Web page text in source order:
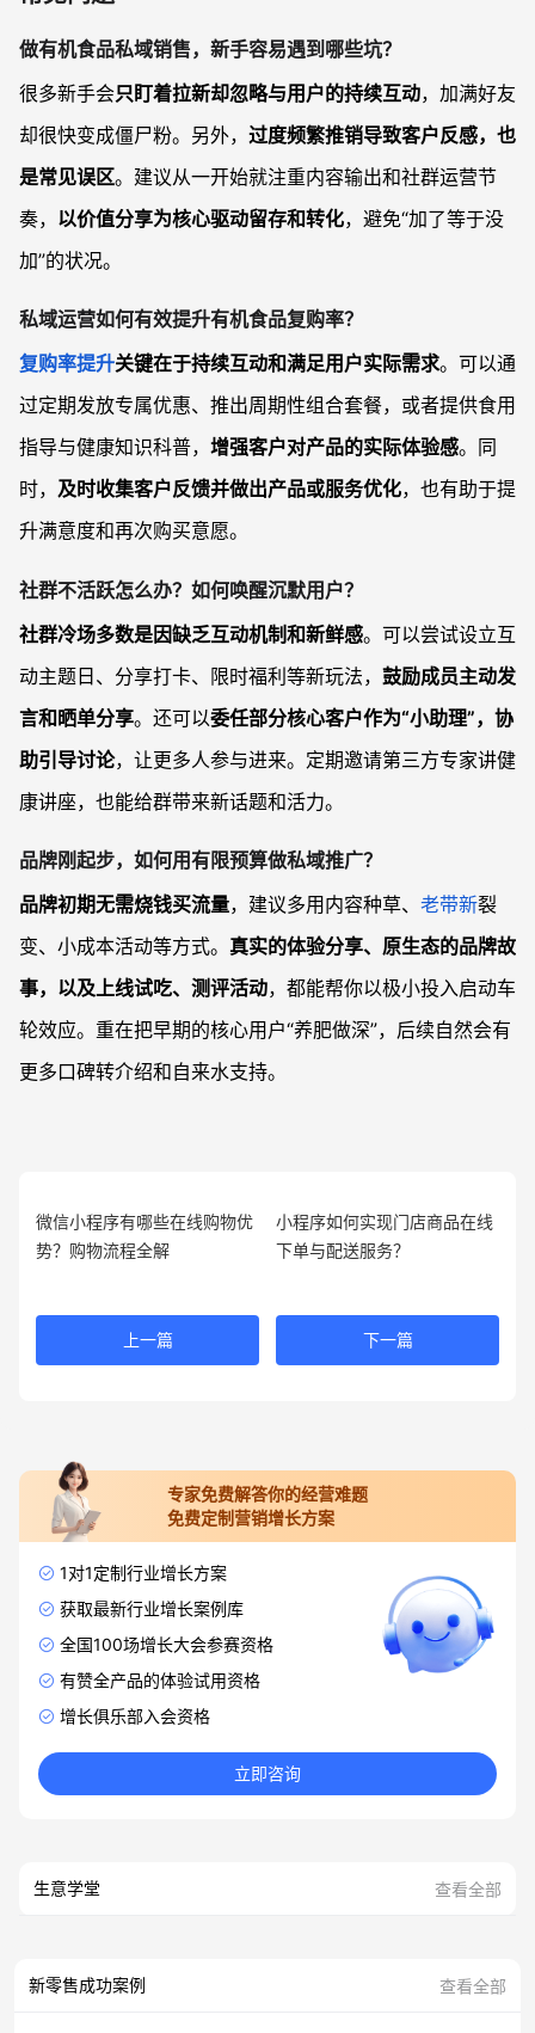
做有机食品私域销售，新手容易遇到哪些坑？
很多新手会只盯着拉新却忽略与用户的持续互动，加满好友
却很快变成僵尸粉。另外， 过度频繁推销导致客户反感，也
是常见误区。建议从一开始就注重内容输出和社群运营节
奏， 以价值分享为核心驱动留存和转化，避免“加了等于没
加”的状况。
私域运营如何有效提升有机食品复购率？
复购率提升关键在于持续互动和满足用户实际需求。可以通
过定期发放专属优惠、推出周期性组合套餐，或者提供食用
指导与健康知识科普， 增强客户对产品的实际体验感。同
时， 及时收集客户反馈并做出产品或服务优化，也有助于提
升满意度和再次购买意愿。
社群不活跃怎么办？如何唤醒沉默用户？
社群冷场多数是因缺乏互动机制和新鲜感。可以尝试设立互
动主题日、分享打卡、限时福利等新玩法， 鼓励成员主动发
言和晒单分享。还可以委任部分核心客户作为“小助理”，协
助引导讨论，让更多人参与进来。定期邀请第三方专家讲健
康讲座，也能给群带来新话题和活力。
品牌刚起步，如何用有限预算做私域推广？
品牌初期无需烧钱买流量，建议多用内容种草、 老带新裂
变、小成本活动等方式。 真实的体验分享、原生态的品牌故
事，以及上线试吃、测评活动，都能帮你以极小投入启动车
轮效应。重在把早期的核心用户“养肥做深”，后续自然会有
更多口碑转介绍和自来水支持。
微信小程序有哪些在线购物优
势？购物流程全解
上一篇
小程序如何实现门店商品在线
下单与配送服务？
下一篇
专家免费解答你的经营难题
免费定制营销增长方案
1对1定制行业增长方案
获取最新行业增长案例库
全国100场增长大会参赛资格
有赞全产品的体验试用资格
增长俱乐部入会资格
立即咨询
生意学堂 查看全部
新零售成功案例 查看全部